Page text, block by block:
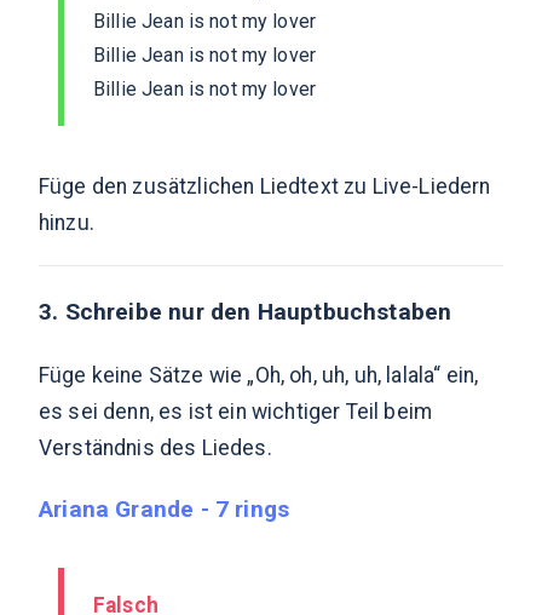
Billie Jean is not my lover
Billie Jean is not my lover
Billie Jean is not my lover
Füge den zusätzlichen Liedtext zu Live-Liedern
hinzu.
3. Schreibe nur den Hauptbuchstaben
Füge keine Sätze wie „Oh, oh, uh, uh, lalala“ ein,
es sei denn, es ist ein wichtiger Teil beim
Verständnis des Liedes.
Ariana Grande - 7 rings
Falsch